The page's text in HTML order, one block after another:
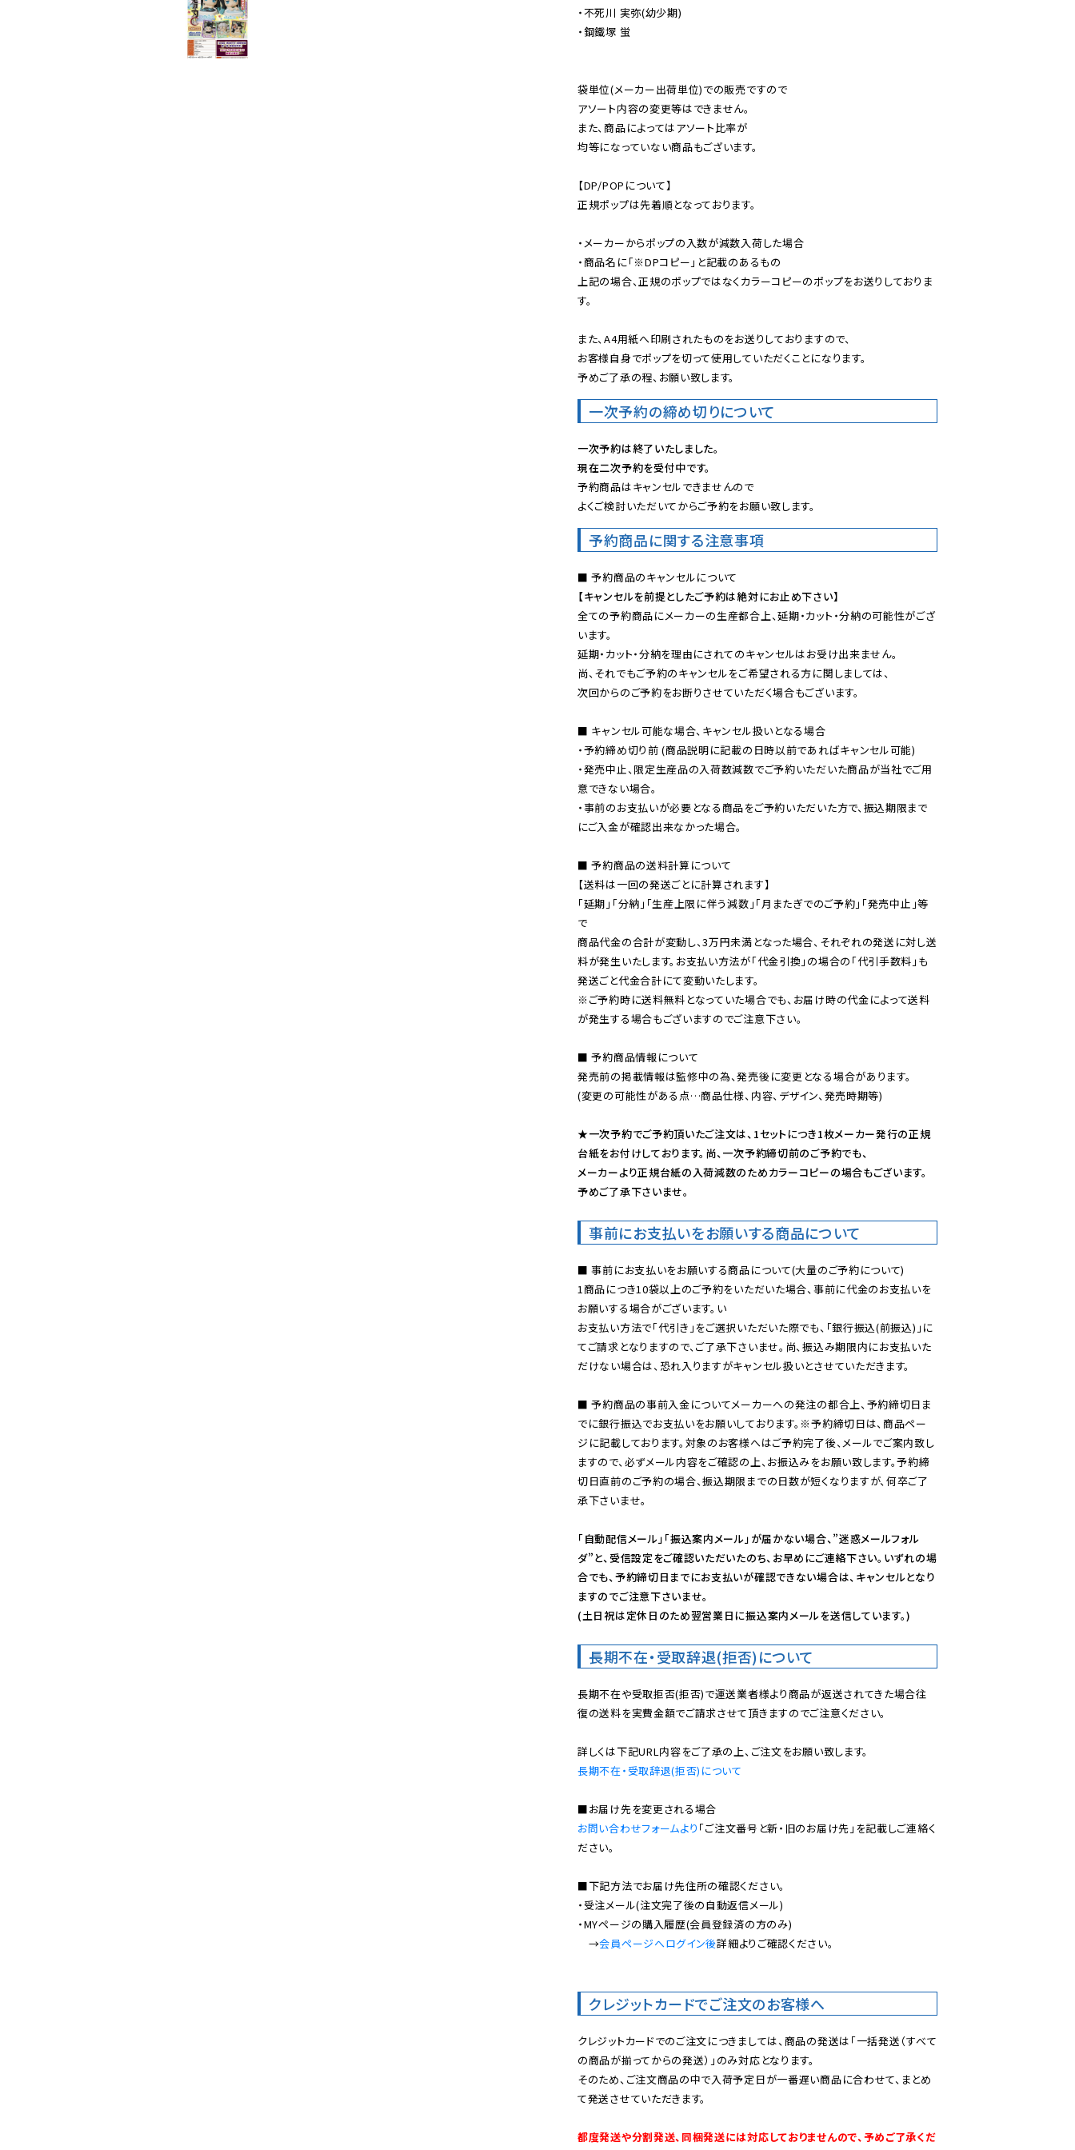
・不死川 実弥(幼少期)
・鋼鐵塚 蛍
袋単位(メーカー出荷単位)での販売ですので
アソート内容の変更等はできません。
また、商品によってはアソート比率が
均等になっていない商品もございます。
【DP/POPについて】
正規ポップは先着順となっております。
・メーカーからポップの入数が減数入荷した場合
・商品名に「※DPコピー」と記載のあるもの
上記の場合、正規のポップではなくカラーコピーのポップをお送りしておりま
す。
また、A4用紙へ印刷されたものをお送りしておりますので、
お客様自身でポップを切って使用していただくことになります。
予めご了承の程、お願い致します。
一次予約の締め切りについて
一次予約は終了いたしました。
現在二次予約を受付中です。
予約商品はキャンセルできませんので
よくご検討いただいてからご予約をお願い致します。
予約商品に関する注意事項
【キャンセルを前提としたご予約は絶対にお止め下さい】
全ての予約商品にメーカーの生産都合上、延期・カット・分納の可能性がござ
います。
延期・カット・分納を理由にされてのキャンセルはお受け出来ません。
尚、それでもご予約のキャンセルをご希望される方に関しましては、
次回からのご予約をお断りさせていただく場合もございます。
■ キャンセル可能な場合、キャンセル扱いとなる場合
・予約締め切り前 (商品説明に記載の日時以前であればキャンセル可能)
・発売中止、限定生産品の入荷数減数でご予約いただいた商品が当社でご用
意できない場合。
・事前のお支払いが必要となる商品をご予約いただいた方で、振込期限まで
にご入金が確認出来なかった場合。
■ 予約商品の送料計算について
【送料は一回の発送ごとに計算されます】
「延期」「分納」「生産上限に伴う減数」「月またぎでのご予約」「発売中止」等
で
商品代金の合計が変動し、3万円未満となった場合、それぞれの発送に対し送
料が発生いたします。お支払い方法が「代金引換」の場合の「代引手数料」も
※ご予約時に送料無料となっていた場合でも、お届け時の代金によって送料
が発生する場合もございますのでご注意下さい。
■ 予約商品情報について
発売前の掲載情報は監修中の為、発売後に変更となる場合があります。
(変更の可能性がある点…商品仕様、内容、デザイン、発売時期等)
★一次予約でご予約頂いたご注文は、1セットにつき1枚メーカー発行の正規
台紙をお付けしております。尚、一次予約締切前のご予約でも、
メーカーより正規台紙の入荷減数のためカラーコピーの場合もございます。
予めご了承下さいませ。
事前にお支払いをお願いする商品について
■ 事前にお支払いをお願いする商品について(大量のご予約について)
1商品につき10袋以上のご予約をいただいた場合、事前に代金のお支払いを
お願いする場合がございます。い
お支払い方法で「代引き」をご選択いただいた際でも、「銀行振込(前振込)」に
てご請求となりますので、ご了承下さいませ。尚、振込み期限内にお支払いた
だけない場合は、恐れ入りますがキャンセル扱いとさせていただきます。
■ 予約商品の事前入金についてメーカーへの発注の都合上、予約締切日ま
でに銀行振込でお支払いをお願いしております。※予約締切日は、商品ペー
ジに記載しております。対象のお客様へはご予約完了後、メールでご案内致し
ますので、必ずメール内容をご確認の上、お振込みをお願い致します。予約締
切日直前のご予約の場合、振込期限までの日数が短くなりますが、何卒ご了
承下さいませ。
「自動配信メール」「振込案内メール」が届かない場合、”迷惑メールフォル
ダ”と、受信設定をご確認いただいたのち、お早めにご連絡下さい。いずれの場
合でも、予約締切日までにお支払いが確認できない場合は、キャンセルとなり
ますのでご注意下さいませ。
(土日祝は定休日のため翌営業日に振込案内メールを送信しています。)
長期不在・受取辞退(拒否)について
長期不在や受取拒否(拒否)で運送業者様より商品が返送されてきた場合往
復の送料を実費金額でご請求させて頂きますのでご注意ください。
長期不在・受取辞退(拒否)について
お問い合わせフォームより 「ご注文番号と新・旧のお届け先」を記載しご連絡く
ださい。
■下記方法でお届け先住所の確認ください。
・受注メール(注文完了後の自動返信メール)
・MYページの購入履歴(会員登録済の方のみ)
→会員ページへログイン後詳細よりご確認ください。
クレジットカードでご注文のお客様へ
クレジットカードでのご注文につきましては、商品の発送は「一括発送（すべて
の商品が揃ってからの発送）」のみ対応となります。
そのため、ご注文商品の中で入荷予定日が一番遅い商品に合わせて、まとめ
て発送させていただきます。
都度発送や分割発送、同梱発送には対応しておりませんので、予めご了承くだ